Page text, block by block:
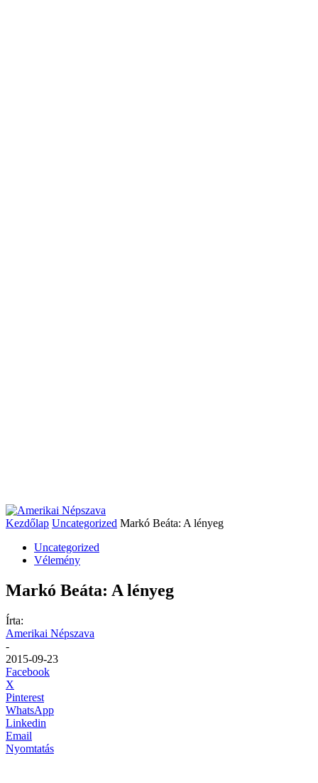
Kezdőlap Uncategorized Markó Beáta: A lényeg
Uncategorized
Vélemény
Markó Beáta: A lényeg
Írta:
Amerikai Népszava
-
2015-09-23
Facebook
X
Pinterest
WhatsApp
Linkedin
Email
Nyomtatás